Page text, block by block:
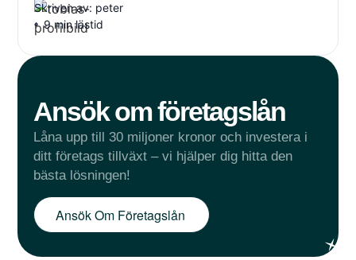
Skriven av: peter
9 min lästid
Ansök om företagslån
Låna upp till 30 miljoner kronor och investera i
ditt företags tillväxt – vi hjälper dig hitta den
bästa lösningen!
Ansök Om Företagslån